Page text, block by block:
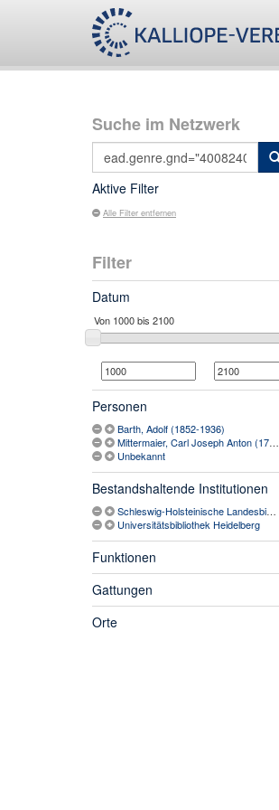
Suche im Netzwerk
Aktive Filter
Alle Filter entfernen
Filter
Datum
Personen
Barth, Adolf (1852-1936)
Mittermaier, Carl Joseph Anton (1787-1867)
Unbekannt
Bestandshaltende Institutionen
Schleswig-Holsteinische Landesbibliothek
Universitätsbibliothek Heidelberg
Funktionen
Gattungen
Orte